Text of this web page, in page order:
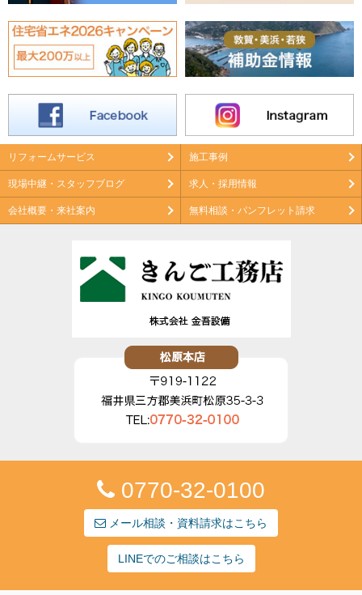
リフォームサービス 施工事例
現場中継・スタッフブログ 求人・採用情報
会社概要・来社案内 無料相談・パンフレット請求
0770-32-0100
メール相談・資料請求はこちら
LINEでのご相談はこちら